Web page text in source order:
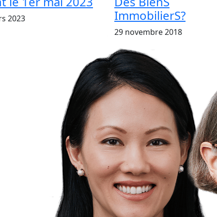
2023
ImmobilierS?
29 novembre 2018